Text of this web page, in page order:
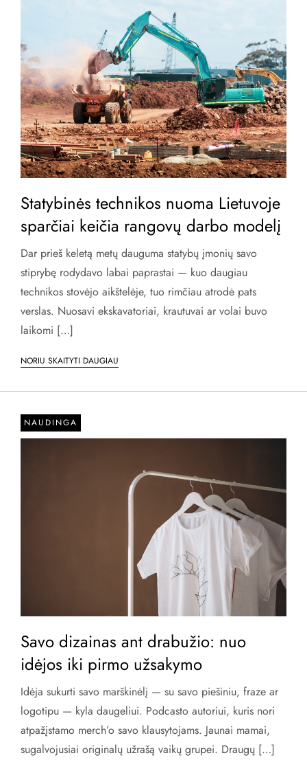
Statybinės technikos nuoma Lietuvoje
sparčiai keičia rangovų darbo modelį
Dar prieš keletą metų dauguma statybų įmonių savo
stiprybę rodydavo labai paprastai — kuo daugiau
technikos stovėjo aikštelėje, tuo rimčiau atrodė pats
verslas. Nuosavi ekskavatoriai, krautuvai ar volai buvo
laikomi […]
NORIU SKAITYTI DAUGIAU
NAUDINGA
Savo dizainas ant drabužio: nuo
idėjos iki pirmo užsakymo
Idėja sukurti savo marškinėlį — su savo piešiniu, fraze ar
logotipu — kyla daugeliui. Podcasto autoriui, kuris nori
atpažįstamo merch’o savo klausytojams. Jaunai mamai,
sugalvojusiai originalų užrašą vaikų grupei. Draugų […]